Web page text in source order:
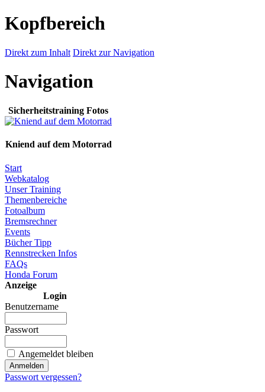
Kopfbereich
Direkt zum Inhalt Direkt zur Navigation
Navigation
Sicherheitstraining Fotos
Kniend auf dem Motorrad
Start
Webkatalog
Unser Training
Themenbereiche
Fotoalbum
Bremsrechner
Events
Bücher Tipp
Rennstrecken Infos
FAQs
Honda Forum
Anzeige
Login
Benutzername
Passwort
Angemeldet bleiben
Passwort vergessen?